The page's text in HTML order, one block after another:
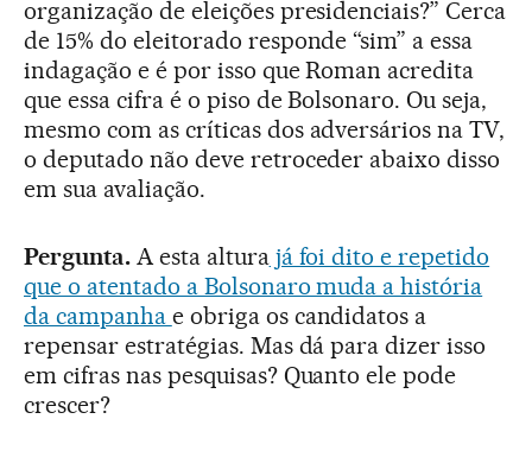
organização de eleições presidenciais?” Cerca
de 15% do eleitorado responde “sim” a essa
indagação e é por isso que Roman acredita
que essa cifra é o piso de Bolsonaro. Ou seja,
mesmo com as críticas dos adversários na TV,
o deputado não deve retroceder abaixo disso
em sua avaliação.
Pergunta.A esta alturajá foi dito e repetido
que o atentado a Bolsonaro muda a história
da campanha e obriga os candidatos a
repensar estratégias. Mas dá para dizer isso
em cifras nas pesquisas? Quanto ele pode
crescer?